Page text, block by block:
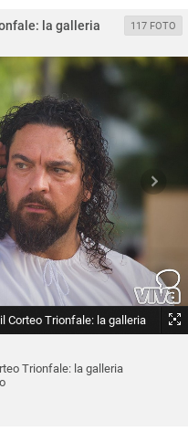
117 FOTO
la galleria
Corteo Trionfale: la galleria
Trionfale: la galleria